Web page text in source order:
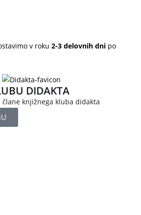
v roku 2-3 delovnih dni po
DIDAKTA
člane knjižnega kluba didakta